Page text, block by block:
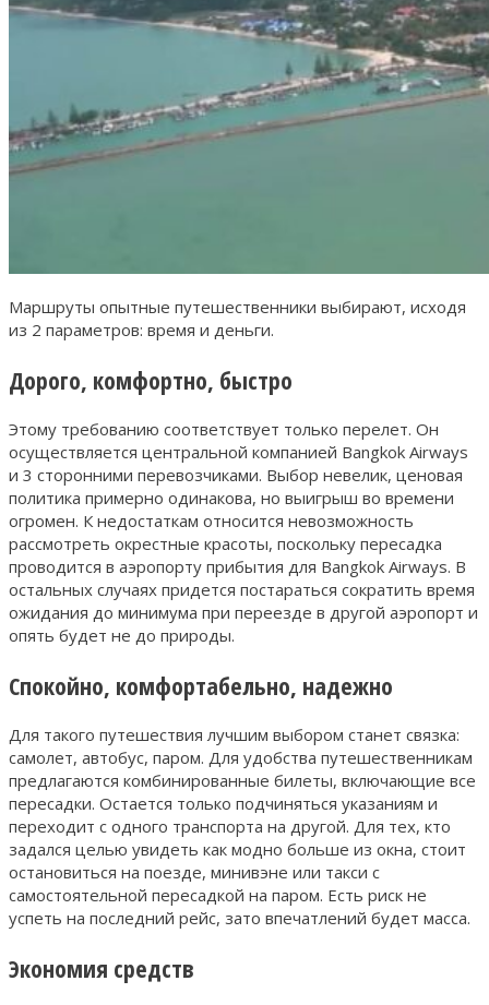
Маршруты опытные путешественники выбирают, исходя
из 2 параметров: время и деньги.
Дорого, комфортно, быстро
Этому требованию соответствует только перелет. Он
осуществляется центральной компанией Bangkok Airways
и 3 сторонними перевозчиками. Выбор невелик, ценовая
политика примерно одинакова, но выигрыш во времени
огромен. К недостаткам относится невозможность
рассмотреть окрестные красоты, поскольку пересадка
проводится в аэропорту прибытия для Bangkok Airways. В
остальных случаях придется постараться сократить время
ожидания до минимума при переезде в другой аэропорт и
опять будет не до природы.
Спокойно, комфортабельно, надежно
Для такого путешествия лучшим выбором станет связка:
самолет, автобус, паром. Для удобства путешественникам
предлагаются комбинированные билеты, включающие все
пересадки. Остается только подчиняться указаниям и
переходит с одного транспорта на другой. Для тех, кто
задался целью увидеть как модно больше из окна, стоит
остановиться на поезде, минивэне или такси с
самостоятельной пересадкой на паром. Есть риск не
успеть на последний рейс, зато впечатлений будет масса.
Экономия средств